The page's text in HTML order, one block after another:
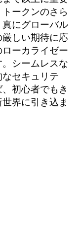
ークンのさら
にグローバル
しい期待に応
ーカライゼー
シームレスな
セキュリテ
初心者でもき
界に引き込ま